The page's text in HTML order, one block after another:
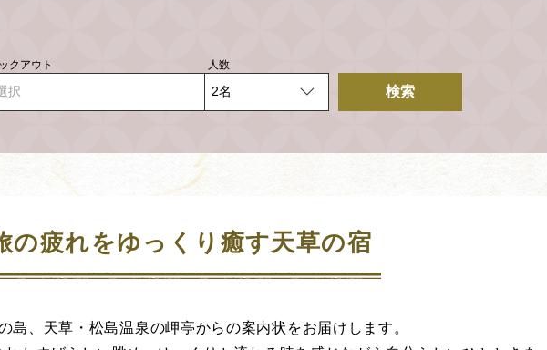
クアウト
択
人数
検索
の疲れをゆっくり癒す天草の宿
島、天草・松島温泉の岬亭からの案内状をお届けします。